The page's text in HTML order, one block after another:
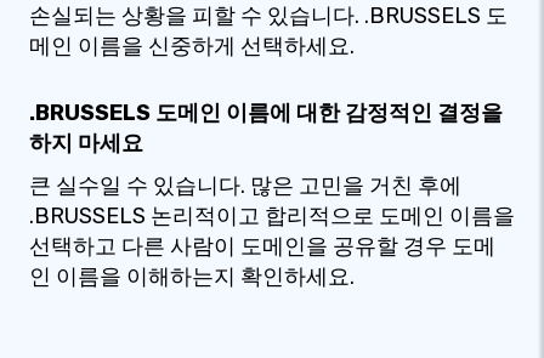
손실되는 상황을 피할 수 있습니다. .BRUSSELS 도
메인 이름을 신중하게 선택하세요.
.BRUSSELS 도메인 이름에 대한 감정적인 결정을
하지 마세요
큰 실수일 수 있습니다. 많은 고민을 거친 후에
.BRUSSELS 논리적이고 합리적으로 도메인 이름을
선택하고 다른 사람이 도메인을 공유할 경우 도메
인 이름을 이해하는지 확인하세요.